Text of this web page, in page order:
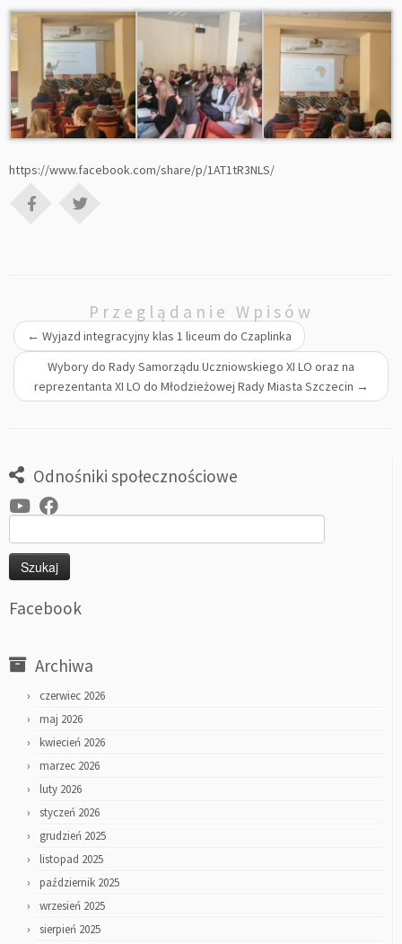
https://www.facebook.com/share/p/1AT1tR3NLS/
Przeglądanie Wpisów
← Wyjazd integracyjny klas 1 liceum do Czaplinka
Wybory do Rady Samorządu Uczniowskiego XI LO oraz na
reprezentanta XI LO do Młodzieżowej Rady Miasta Szczecin →
Odnośniki społecznościowe
Facebook
Archiwa
czerwiec 2026
maj 2026
kwiecień 2026
marzec 2026
luty 2026
styczeń 2026
grudzień 2025
listopad 2025
październik 2025
wrzesień 2025
sierpień 2025